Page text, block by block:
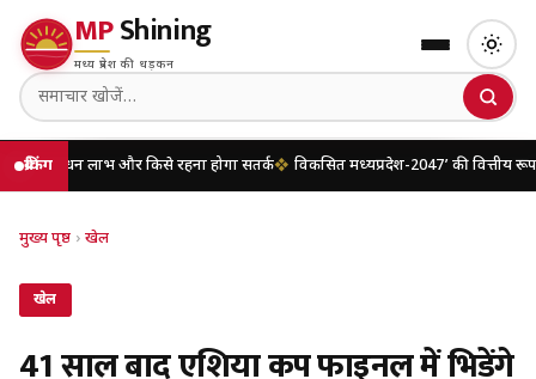
MPShining
मध्य प्रदेश की धड़कन
ब्रेकिंग
और किसे रहना होगा सतर्क विकसित मध्यप्रदेश-2047’ की वित्तीय रूपरेखा तैयार
मुख्य पृष्ठ › खेल
खेल
41 साल बाद एशिया कप फाइनल में भिड़ेंगे